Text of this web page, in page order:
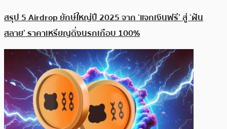
สรุป 5 Airdrop ยักษ์ใหญ่ปี 2025 จาก ‘แจกเงินฟรี’ สู่ ‘ฝัน
สลาย’ ราคาเหรียญดิ่งนรกเกือบ 100%